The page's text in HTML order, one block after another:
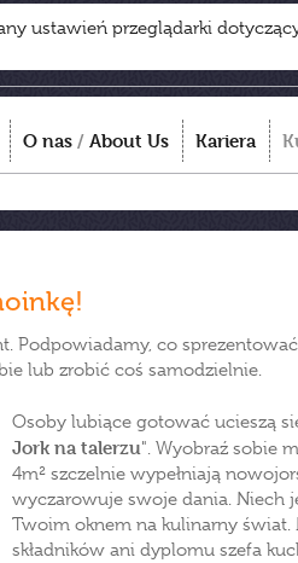
ustawień przeglądarki
O nas / About Us Kariera
Podpowiadamy, co
lub zrobić coś samodzielnie.
Osoby lubiące gotować ucieszą
Jork na talerzu". Wyobraź sobie
4m² szczelnie wypełniają
wyczarowuje swoje dania. Niech
Twoim oknem na kulinarny
składników ani dyplomu szefa